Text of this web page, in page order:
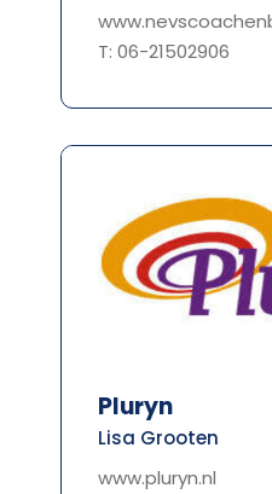
T: 06-21502906
Pluryn
Lisa Grooten
www.pluryn.nl